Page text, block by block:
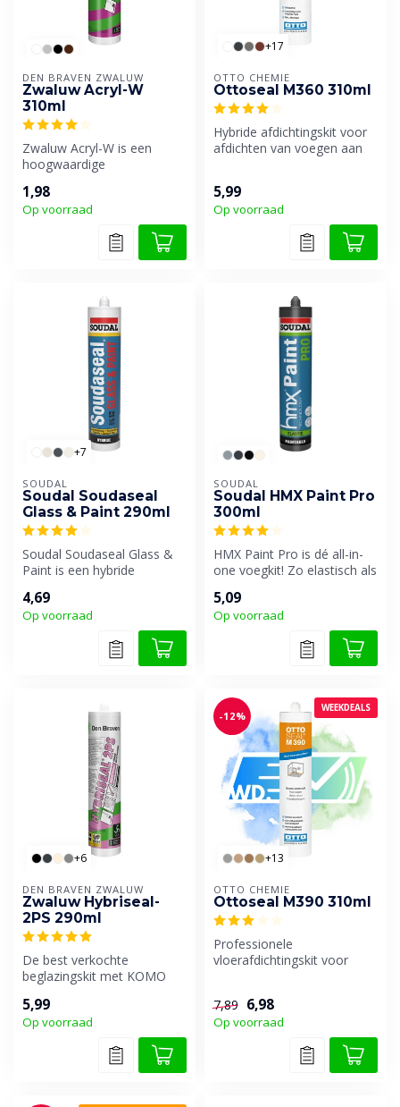
DEN BRAVEN ZWALUW
Zwaluw Acryl-W
310ml
Zwaluw Acryl-W is een
hoogwaardige
afdichtingskit op basis van
acr...
1,98
Op voorraad
+17
OTTO CHEMIE
Ottoseal M360 310ml
Hybride afdichtingskit voor
afdichten van voegen aan
5,99
Op voorraad
+7
SOUDAL
Soudal Soudaseal
Glass & Paint 290ml
Soudal Soudaseal Glass &
Paint is een hybride
ontwikkeld...
4,69
Op voorraad
SOUDAL
Soudal HMX Paint Pro
300ml
HMX Paint Pro is dé all-in-
one voegkit! Zo elastisch als
5,09
Op voorraad
+6
DEN BRAVEN ZWALUW
Zwaluw Hybriseal-
2PS 290ml
De best verkochte
beglazingskit met KOMO
5,99
Op voorraad
WEEKDEALS
+13
-12%
OTTO CHEMIE
Ottoseal M390 310ml
Professionele
vloerafdichtingskit voor
7,89 6,98
Op voorraad